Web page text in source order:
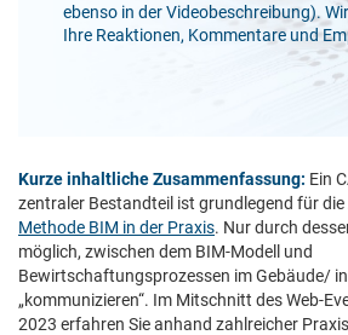
ebenso in der Videobeschreibung).
Ihre Reaktionen, Kommentare und
Kurze inhaltliche Zusammenfassung: Ein
zentraler Bestandteil ist grundlegend für
Methode BIM in der Praxis. Nur durch
möglich, zwischen dem BIM-Modell und
Bewirtschaftungsprozessen im Gebäude/
„kommunizieren“. Im Mitschnitt des Web-
2023 erfahren Sie anhand zahlreicher